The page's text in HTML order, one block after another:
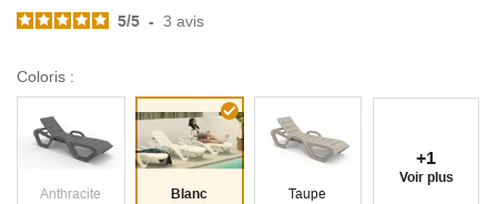
5/5 - 3 avis
Coloris :
Anthracite Blanc Taupe
+1
Voir plus